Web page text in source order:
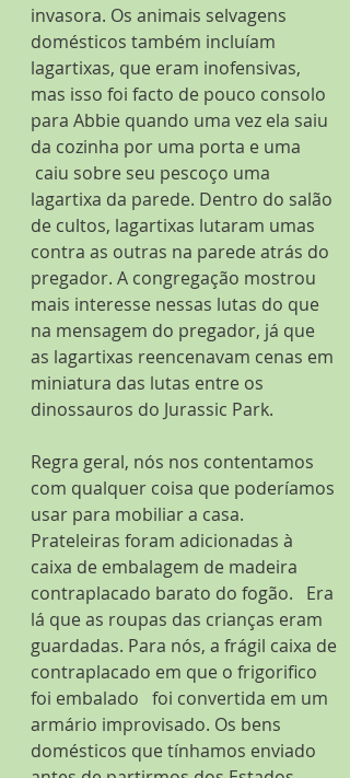
invasora. Os animais selvagens
domésticos também incluíam
lagartixas, que eram inofensivas,
mas isso foi facto de pouco consolo
para Abbie quando uma vez ela saiu
da cozinha por uma porta e uma
caiu sobre seu pescoço uma
lagartixa da parede. Dentro do salão
de cultos, lagartixas lutaram umas
contra as outras na parede atrás do
pregador. A congregação mostrou
mais interesse nessas lutas do que
na mensagem do pregador, já que
as lagartixas reencenavam cenas em
miniatura das lutas entre os
dinossauros do Jurassic Park.
Regra geral, nós nos contentamos
com qualquer coisa que poderíamos
usar para mobiliar a casa.
Prateleiras foram adicionadas à
caixa de embalagem de madeira
contraplacado barato do fogão.   Era
lá que as roupas das crianças eram
guardadas. Para nós, a frágil caixa de
contraplacado em que o frigorifico
foi embalado   foi convertida em um
armário improvisado. Os bens
domésticos que tínhamos enviado